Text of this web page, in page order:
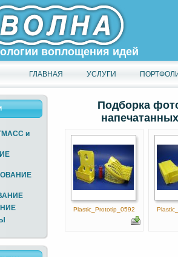
воплощения идей
ГЛАВНАЯ УСЛУГИ
и
Подборка
Plastic_Prototip_0592